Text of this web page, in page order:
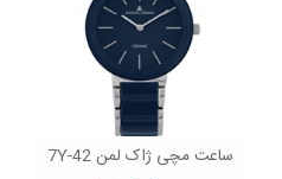
ساعت مچی ژاک لمن 42-7Y